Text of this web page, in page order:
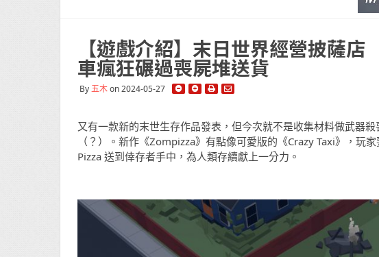
【遊戲介紹】末日世界經營披薩
車瘋狂碾過喪屍堆送貨
By五木on 2024-05-27
又有一款新的末世生存作品發表，但今次就不是收集材料做武器
（？）。新作《Zompizza》有點像可愛版的《Crazy Taxi》，玩
Pizza 送到倖存者手中，為人類存續獻上一分力。